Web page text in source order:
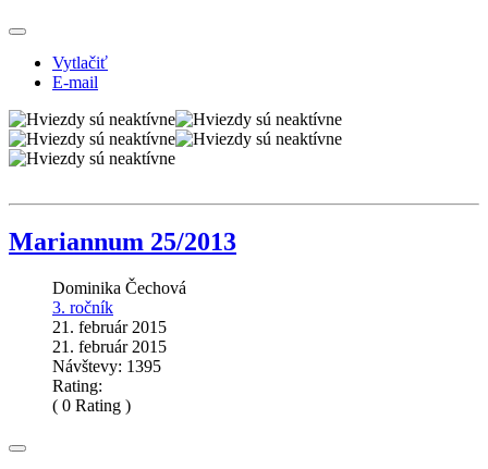
Vytlačiť
E-mail
Mariannum 25/2013
Dominika Čechová
3. ročník
21. február 2015
21. február 2015
Návštevy: 1395
Rating:
( 0 Rating )